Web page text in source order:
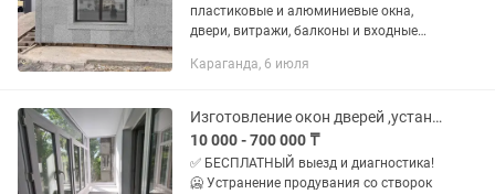
пластиковые и алюминиевые окна,
двери, витражи, балконы и входные
Замер, изготовление и
Качественные материалы и...
Караганда, 6 июля
Изготовление окон дверей ,установка пластиковых и алюминиевых изделий.00-24
10 000 - 700 000 ₸
✅ БЕСПЛАТНЫЙ выезд и диагностика!
🥶 Устранение продувания со створок